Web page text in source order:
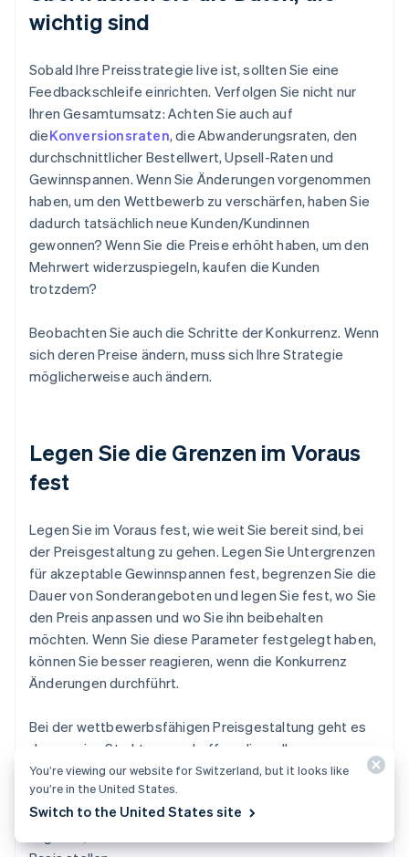
wichtig sind
Sobald Ihre Preisstrategie live ist, sollten Sie eine
Feedbackschleife einrichten. Verfolgen Sie nicht nur
Ihren Gesamtumsatz: Achten Sie auch auf
dieKonversionsraten, die Abwanderungsraten, den
durchschnittlicher Bestellwert, Upsell-Raten und
Gewinnspannen. Wenn Sie Änderungen vorgenommen
haben, um den Wettbewerb zu verschärfen, haben Sie
dadurch tatsächlich neue Kunden/Kundinnen
gewonnen? Wenn Sie die Preise erhöht haben, um den
Mehrwert widerzuspiegeln, kaufen die Kunden
trotzdem?
Beobachten Sie auch die Schritte der Konkurrenz. Wenn
sich deren Preise ändern, muss sich Ihre Strategie
möglicherweise auch ändern.
Legen Sie die Grenzen im Voraus
fest
Legen Sie im Voraus fest, wie weit Sie bereit sind, bei
der Preisgestaltung zu gehen. Legen Sie Untergrenzen
für akzeptable Gewinnspannen fest, begrenzen Sie die
Dauer von Sonderangeboten und legen Sie fest, wo Sie
den Preis anpassen und wo Sie ihn beibehalten
möchten. Wenn Sie diese Parameter festgelegt haben,
können Sie besser reagieren, wenn die Konkurrenz
Änderungen durchführt.
Bei der wettbewerbsfähigen Preisgestaltung geht es
darum, eine Struktur zu schaffen, die es Ihnen
ermöglicht, auf den Markt zu reagieren, ohne die
Kontrolle über Ihre Gewinnspannen, Ihre Botschaft oder
Ihre Marke zu verlieren. Wenn Sie es strategisch
You’re viewing our website for Switzerland, but it looks like
you’re in the United States.
Switch to the United States site